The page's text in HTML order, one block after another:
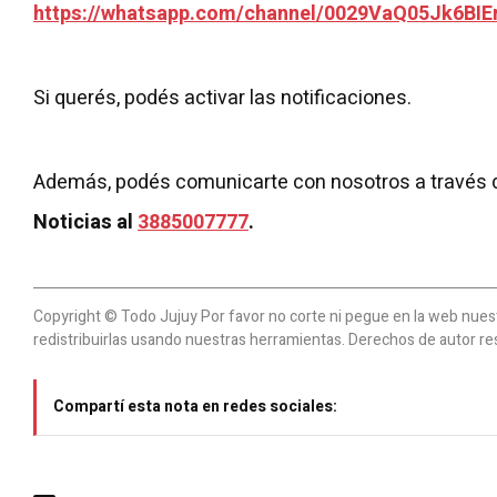
https://whatsapp.com/channel/
Si querés, podés activar las notificaciones.
Además, podés comunicarte con nosotros a través
Noticias al3885007777.
Copyright © Todo Jujuy Por favor no corte ni pegue en la web
redistribuirlas usando nuestras herramientas. Derechos de autor
Compartí esta nota en redes sociales: